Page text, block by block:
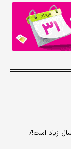
روحانی اصلاح طلب: ‌لیست مسئولان موثر بالای ۹۰ سال زیاد است!/